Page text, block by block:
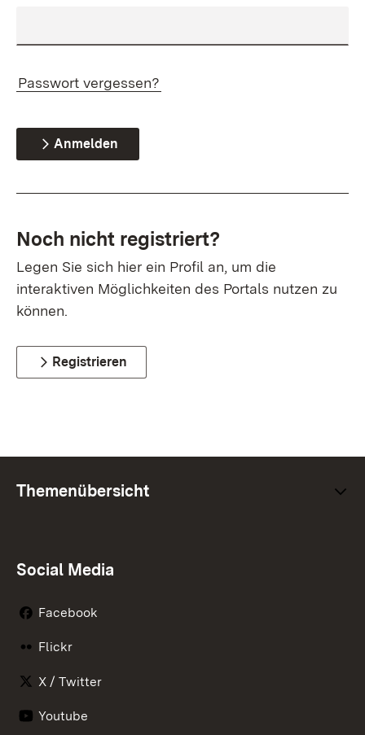
Passwort vergessen?
Anmelden
Noch nicht registriert?
Legen Sie sich hier ein Profil an, um die
interaktiven Möglichkeiten des Portals nutzen zu
können.
Registrieren
Themenübersicht
Social Media
Facebook
Flickr
X / Twitter
Youtube